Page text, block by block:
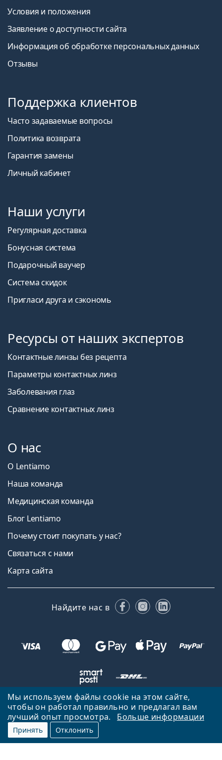
Мы используем файлы cookie на этом сайте,
чтобы он работал правильно и предлагал вам
лучший опыт просмотра.
Больше информации
Принять Отклонить
Условия и положения
Заявление о доступности сайта
Информация об обработке персональных данных
Отзывы
Поддержка клиентов
Часто задаваемые вопросы
Политика возврата
Гарантия замены
Личный кабинет
Наши услуги
Регулярная доставка
Бонусная система
Подарочный ваучер
Система скидок
Пригласи друга и сэкономь
Ресурсы от наших экспертов
Контактные линзы без рецепта
Параметры контактных линз
Заболевания глаз
Сравнение контактных линз
О нас
О Lentiamo
Наша команда
Медицинская команда
Блог Lentiamo
Почему стоит покупать у нас?
Связаться с нами
Карта сайта
Найдите нас в FacebookInstagram
LinkedIn
Вернуться на главную страницу
Вверх
Lentiamo.ee принадлежит и управляется Lentiamo s.r.o., Чешская
Республика